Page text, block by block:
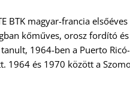
BTK magyar-francia
kőműves, orosz fordító
1964-ben a Puerto
1964 és 1970 között a